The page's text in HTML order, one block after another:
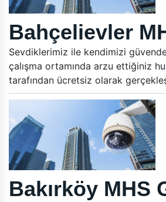
Bahçelievler
Sevdiklerimiz ile kendimizi
çalışma ortamında arzu ettiğiniz
tarafından ücretsiz olarak
Bakırköy MHS